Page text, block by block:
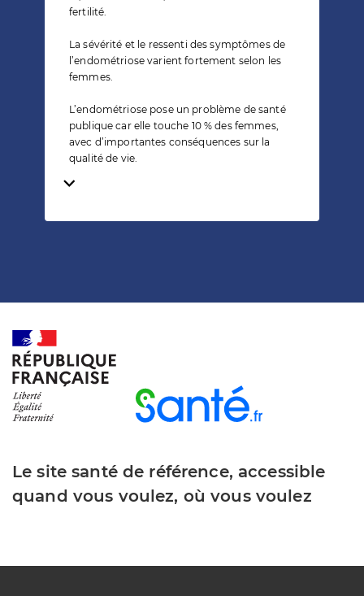
fertilité.
La sévérité et le ressenti des symptômes de
l’endométriose varient fortement selon les
femmes.
L’endométriose pose un problème de santé
publique car elle touche 10 % des femmes,
avec d’importantes conséquences sur la
qualité de vie.
Temps de lecture
Le site santé de référence, accessible
quand vous voulez, où vous voulez